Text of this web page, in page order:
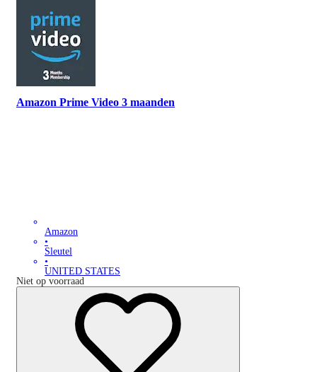
Amazon Prime Video 3 maanden
Amazon
•
Sleutel
•
UNITED STATES
Niet op voorraad